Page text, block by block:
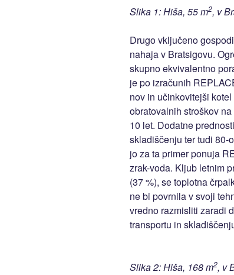
Slika 1: Hiša, 55 m2, v
Drugo vključeno
nahaja v Bratsigovu.
skupno ekvivalentno
je po izračunih
nov in učinkovitejši
obratovalnih stroškov
10 let. Dodatne
skladiščenju ter tudi 80-
jo za ta primer ponuja
zrak-voda. Kljub letnim
(37 %), se toplotna
ne bi povrnila v svoji
vredno razmisliti zaradi
transportu in
Slika 2: Hiša, 168 m2, v